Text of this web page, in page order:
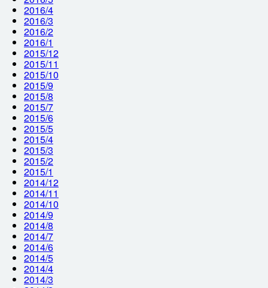
2016/4
2016/3
2016/2
2016/1
2015/12
2015/11
2015/10
2015/9
2015/8
2015/7
2015/6
2015/5
2015/4
2015/3
2015/2
2015/1
2014/12
2014/11
2014/10
2014/9
2014/8
2014/7
2014/6
2014/5
2014/4
2014/3